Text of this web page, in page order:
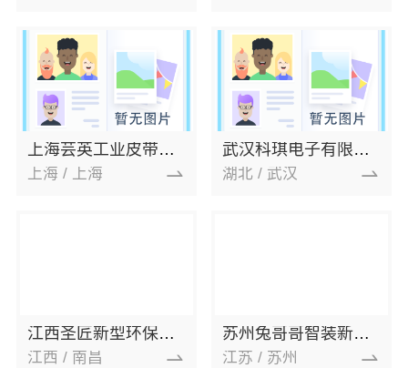
上海芸英工业皮带有限公司
上海 / 上海
武汉科琪电子有限公司
湖北 / 武汉
江西圣匠新型环保材料有限公司
江西 / 南昌
苏州兔哥哥智装新材料有限公司
江苏 / 苏州